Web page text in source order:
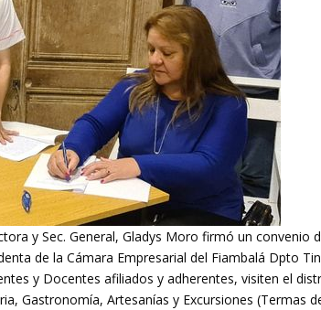
y Sec. General, Gladys Moro firmó un convenio
de la Cámara Empresarial del Fiambalá Dpto
y Docentes afiliados y adherentes, visiten el
Gastronomía, Artesanías y Excursiones (Termas